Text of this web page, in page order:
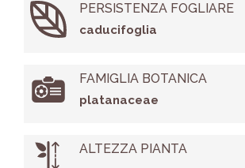
PERSISTENZA FOGLIARE
caducifoglia
FAMIGLIA BOTANICA
platanaceae
ALTEZZA PIANTA